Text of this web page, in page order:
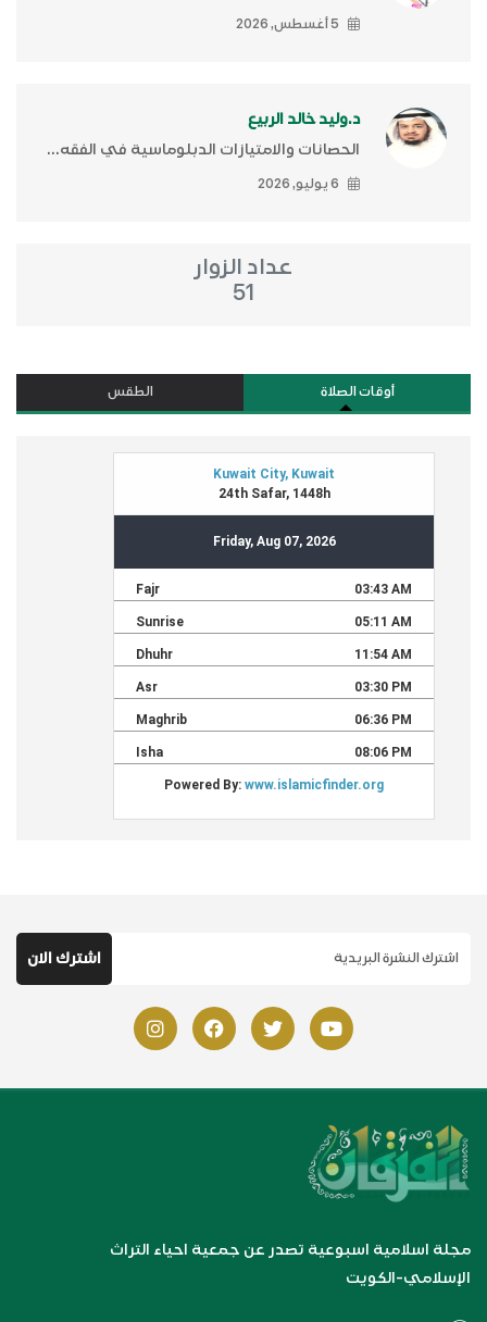
5 أغسطس, 2026
د.وليد خالد الربيع
الحصانات والامتيازات الدبلوماسية في الفقه...
6 يوليو, 2026
عداد الزوار
51
أوقات الصلاة الطقس
مجلة اسلامية اسبوعية تصدر عن جمعية احياء التراث
الإسلامي-الكويت